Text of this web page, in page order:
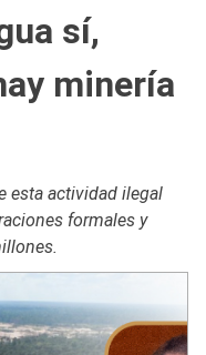
sí,
minería
esta actividad ilegal
formales y